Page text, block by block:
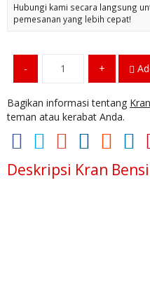
Hubungi kami secara langsung
pemesanan yang lebih cepat!
- +
Bagikan informasi tentang
teman atau kerabat Anda.
Deskripsi Kran